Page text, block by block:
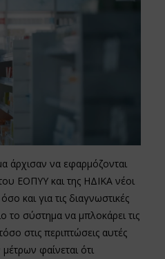
άρχισαν να εφαρμόζονται
ΕΟΠΥΥ και της ΗΔΙΚΑ νέοι
και για τις διαγνωστικές
το σύστημα να μπλοκάρει τις
στις περιπτώσεις αυτές
φαίνεται ότι